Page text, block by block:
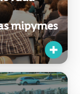
Kong